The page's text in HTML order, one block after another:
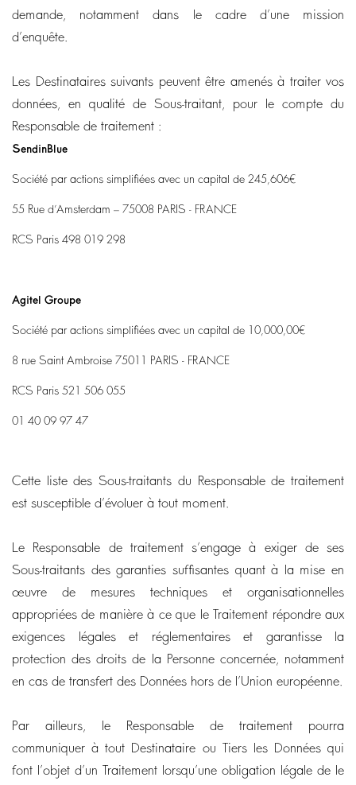
demande, notamment dans le cadre d’une mission
d’enquête.
Les Destinataires suivants peuvent être amenés à traiter vos
données, en qualité de Sous-traitant, pour le compte du
Responsable de traitement :
SendinBlue
Société par actions simplifiées avec un capital de 245,606€
55 Rue d’Amsterdam – 75008 PARIS - FRANCE
RCS Paris 498 019 298
Agitel Groupe
Société par actions simplifiées avec un capital de 10,000,00€
8 rue Saint Ambroise 75011 PARIS - FRANCE
RCS Paris 521 506 055
01 40 09 97 47
Cette liste des Sous-traitants du Responsable de traitement
est susceptible d’évoluer à tout moment.
Le Responsable de traitement s’engage à exiger de ses
Sous-traitants des garanties suffisantes quant à la mise en
œuvre de mesures techniques et organisationnelles
appropriées de manière à ce que le Traitement répondre aux
exigences légales et réglementaires et garantisse la
protection des droits de la Personne concernée, notamment
en cas de transfert des Données hors de l’Union européenne.
Par ailleurs, le Responsable de traitement pourra
communiquer à tout Destinataire ou Tiers les Données qui
font l’objet d’un Traitement lorsqu’une obligation légale de le